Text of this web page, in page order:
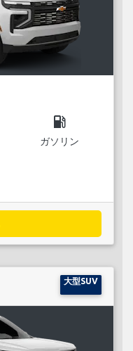
local_gas_station
ガソリン
大型SUV